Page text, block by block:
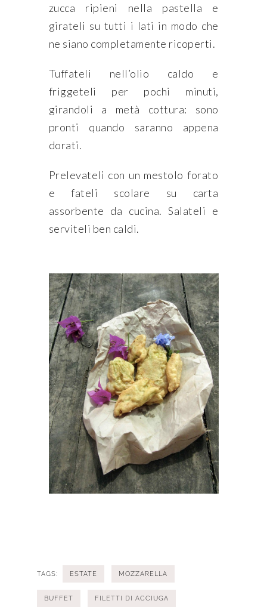
zucca ripieni nella pastella e
girateli su tutti i lati in modo che
ne siano completamente ricoperti.
Tuffateli nell’olio caldo e
friggeteli per pochi minuti,
girandoli a metà cottura: sono
pronti quando saranno appena
dorati.
Prelevateli con un mestolo forato
e fateli scolare su carta
assorbente da cucina. Salateli e
serviteli ben caldi.
TAGS: ESTATE MOZZARELLA
BUFFET FILETTI DI ACCIUGA